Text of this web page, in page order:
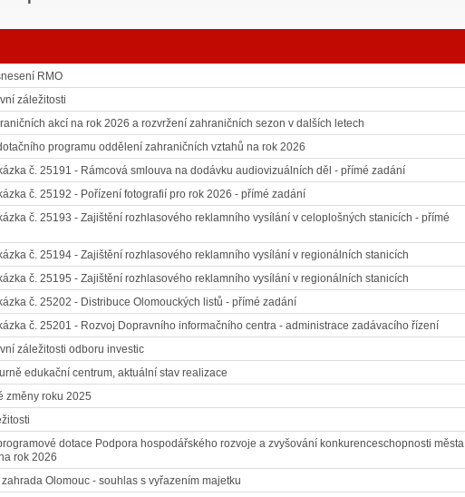
RMO
záležitosti
akcí na rok 2026 a rozvržení zahraničních sezon v dalších letech
programu oddělení zahraničních vztahů na rok 2026
č. 25191 - Rámcová smlouva na dodávku audiovizuálních děl - přímé zadání
č. 25192 - Pořízení fotografií pro rok 2026 - přímé zadání
č. 25193 - Zajištění rozhlasového reklamního vysílání v celoplošných stanicích - přímé
č. 25194 - Zajištění rozhlasového reklamního vysílání v regionálních stanicích
č. 25195 - Zajištění rozhlasového reklamního vysílání v regionálních stanicích
č. 25202 - Distribuce Olomouckých listů - přímé zadání
č. 25201 - Rozvoj Dopravního informačního centra - administrace zadávacího řízení
záležitosti odboru investic
edukační centrum, aktuální stav realizace
změny roku 2025
dotace Podpora hospodářského rozvoje a zvyšování konkurenceschopnosti města
rok 2026
Olomouc - souhlas s vyřazením majetku